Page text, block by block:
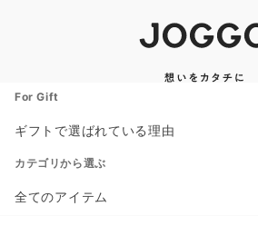
For Gift
ギフトで選ばれている理由
カテゴリから選ぶ
全てのアイテム